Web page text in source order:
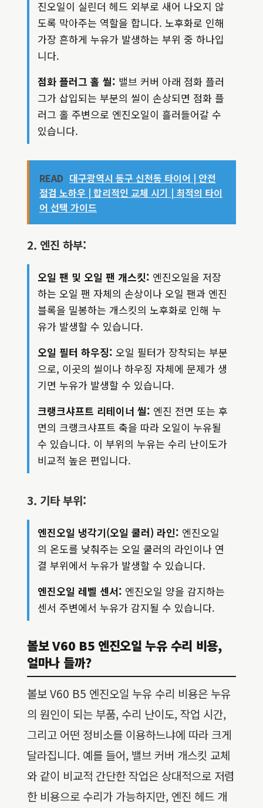
진오일이 실린더 헤드 외부로 새어 나오지 않
도록 막아주는 역할을 합니다. 노후화로 인해
가장 흔하게 누유가 발생하는 부위 중 하나입
니다.
점화 플러그 홀 씰: 밸브 커버 아래 점화 플러
그가 삽입되는 부분의 씰이 손상되면 점화 플
러그 홀 주변으로 엔진오일이 흘러들어갈 수
있습니다.
READ 대구광역시 동구 신천동 타이어 | 안전
점검 노하우 | 합리적인 교체 시기 | 최적의 타이
어 선택 가이드
2. 엔진 하부:
오일 팬 및 오일 팬 개스킷: 엔진오일을 저장
하는 오일 팬 자체의 손상이나 오일 팬과 엔진
블록을 밀봉하는 개스킷의 노후화로 인해 누
유가 발생할 수 있습니다.
오일 필터 하우징: 오일 필터가 장착되는 부분
으로, 이곳의 씰이나 하우징 자체에 문제가 생
기면 누유가 발생할 수 있습니다.
크랭크샤프트 리테이너 씰: 엔진 전면 또는 후
면의 크랭크샤프트 축을 따라 오일이 누유될
수 있습니다. 이 부위의 누유는 수리 난이도가
비교적 높은 편입니다.
3. 기타 부위:
엔진오일 냉각기(오일 쿨러) 라인: 엔진오일
의 온도를 낮춰주는 오일 쿨러의 라인이나 연
결 부위에서 누유가 발생할 수 있습니다.
엔진오일 레벨 센서: 엔진오일 양을 감지하는
센서 주변에서 누유가 감지될 수 있습니다.
볼보 V60 B5 엔진오일 누유 수리 비용,
얼마나 들까?
볼보 V60 B5 엔진오일 누유 수리 비용은 누유
의 원인이 되는 부품, 수리 난이도, 작업 시간,
그리고 어떤 정비소를 이용하느냐에 따라 크게
달라집니다. 예를 들어, 밸브 커버 개스킷 교체
와 같이 비교적 간단한 작업은 상대적으로 저렴
한 비용으로 수리가 가능하지만, 엔진 헤드 개